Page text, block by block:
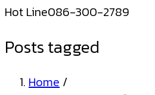
Hot Line086-300-2789
Posts tagged
Home /